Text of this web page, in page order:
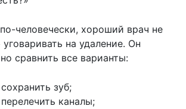
человечески, хороший врач не
на удаление. Он
сравнить все варианты:
зуб;
каналы;